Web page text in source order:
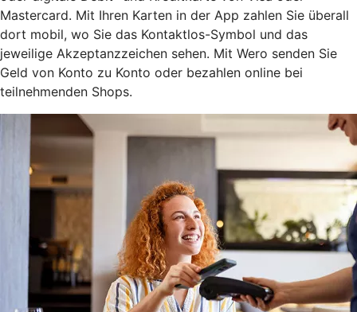
Mastercard. Mit Ihren Karten in der App zahlen Sie überall
dort mobil, wo Sie das Kontaktlos-Symbol und das
jeweilige Akzeptanzzeichen sehen. Mit Wero senden Sie
Geld von Konto zu Konto oder bezahlen online bei
teilnehmenden Shops.